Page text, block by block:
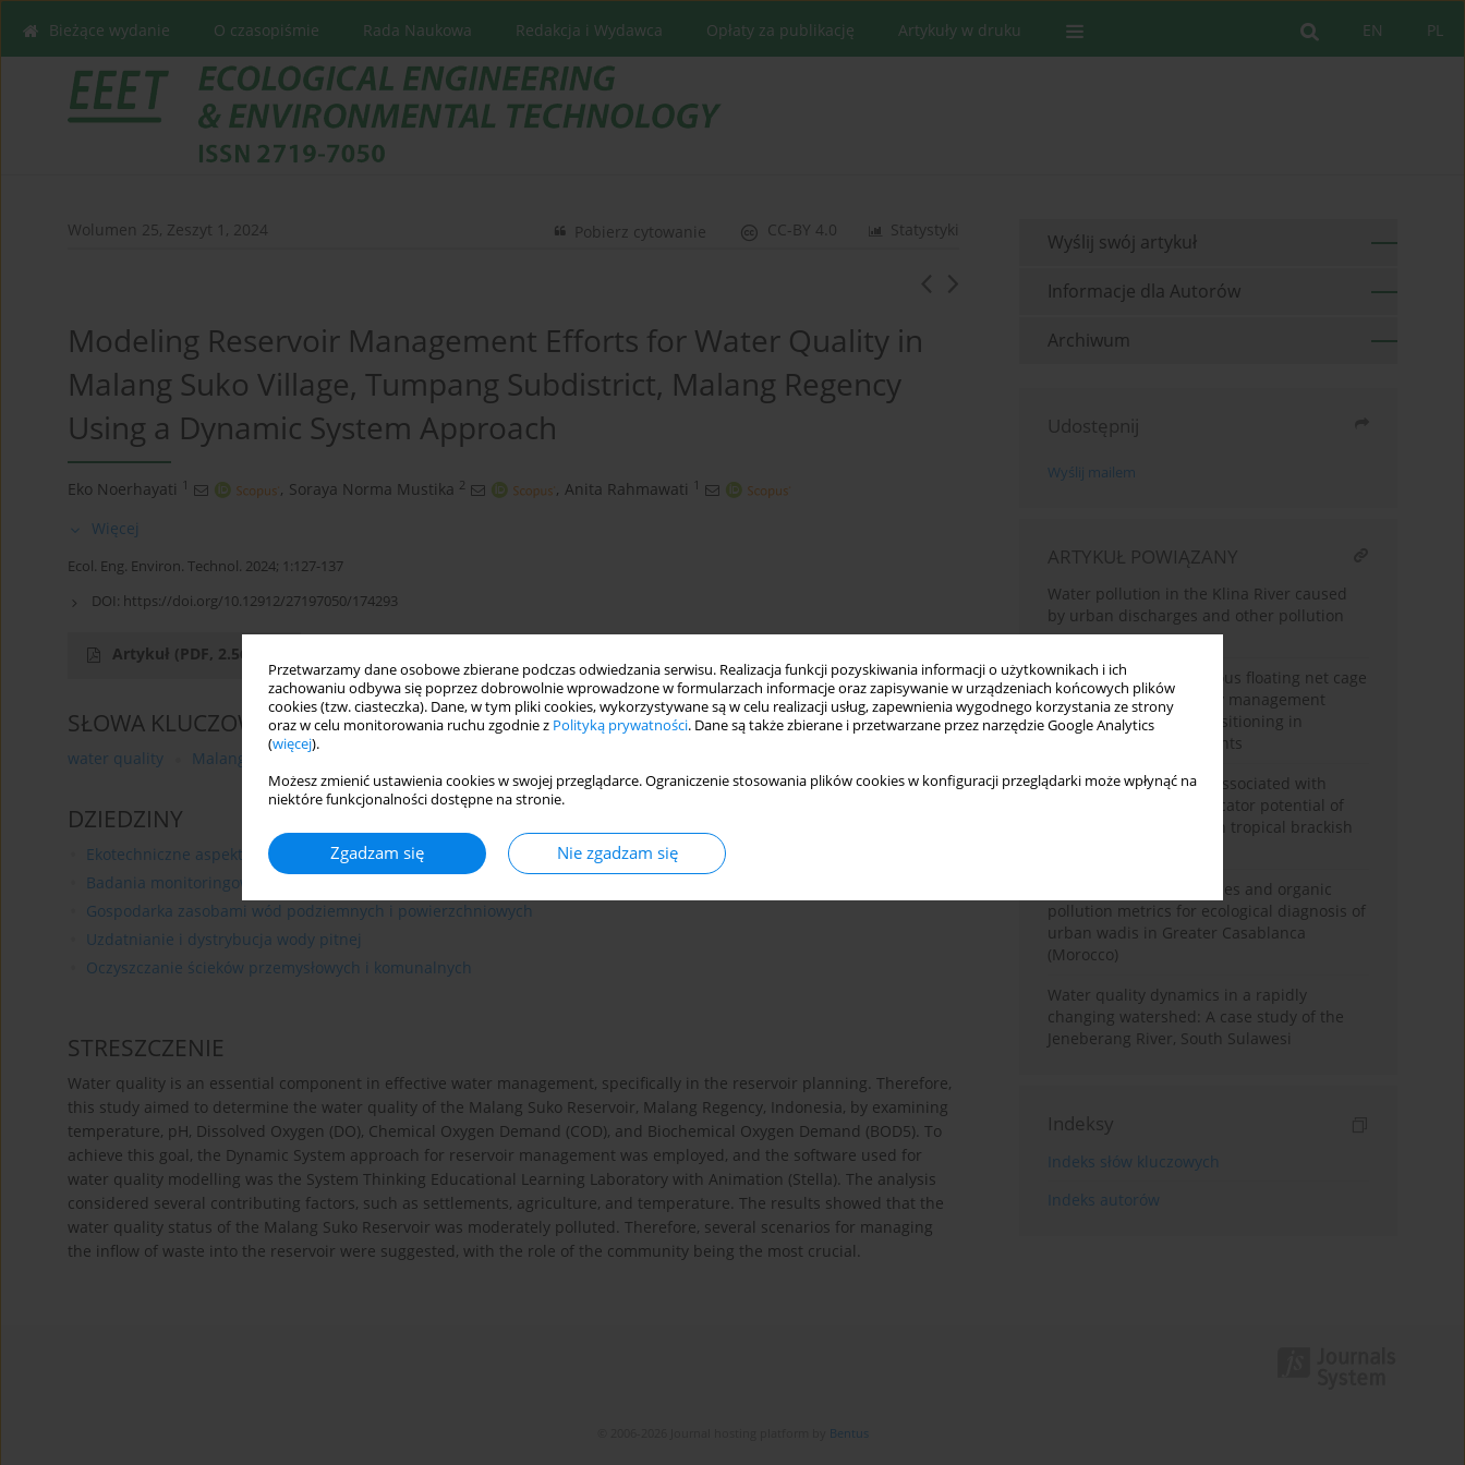
Przetwarzamy dane osobowe zbierane podczas odwiedzania serwisu. Realizacja funkcji pozyskiwania informacji o użytkownikach i ich
zachowaniu odbywa się poprzez dobrowolnie wprowadzone w formularzach informacje oraz zapisywanie w urządzeniach końcowych plików
cookies (tzw. ciasteczka). Dane, w tym pliki cookies, wykorzystywane są w celu realizacji usług, zapewnienia wygodnego korzystania ze strony
oraz w celu monitorowania ruchu zgodnie z Polityką prywatności. Dane są także zbierane i przetwarzane przez narzędzie Google Analytics
(więcej).
Możesz zmienić ustawienia cookies w swojej przeglądarce. Ograniczenie stosowania plików cookies w konfiguracji przeglądarki może wpłynąć na
niektóre funkcjonalności dostępne na stronie.
Zgadzam się Nie zgadzam się
PL
EN
Bieżące wydanie O czasopiśmie Rada Naukowa Redakcja i Wydawca Opłaty za publikację Artykuły w druku
Wolumen 25, Zeszyt 1, 2024 Statystyki
CC-BY 4.0
Pobierz cytowanie
Modeling Reservoir Management Efforts for Water Quality in
Malang Suko Village, Tumpang Subdistrict, Malang Regency
Using a Dynamic System Approach
Eko Noerhayati 1 , Soraya Norma Mustika 2 , Anita Rahmawati 1
Więcej
Ecol. Eng. Environ. Technol. 2024; 1:127-137
DOI: https://doi.org/10.12912/27197050/174293
Artykuł (PDF, 2.56 MB)
SŁOWA KLUCZOWE
water quality Malang Suko Reservoir
DZIEDZINY
Ekotechniczne aspekty zrównoważonego rozwoju środowiska
Badania monitoringowe środowiska naturalnego
Gospodarka zasobami wód podziemnych i powierzchniowych
Uzdatnianie i dystrybucja wody pitnej
Oczyszczanie ścieków przemysłowych i komunalnych
STRESZCZENIE
Water quality is an essential component in effective water management, specifically in the reservoir planning. Therefore,
this study aimed to determine the water quality of the Malang Suko Reservoir, Malang Regency, Indonesia, by examining
temperature, pH, Dissolved Oxygen (DO), Chemical Oxygen Demand (COD), and Biochemical Oxygen Demand (BOD5). To
achieve this goal, the Dynamic System approach for reservoir management was employed, and the software used for
water quality modelling was the System Thinking Educational Learning Laboratory with Animation (Stella). The analysis
considered several contributing factors, such as settlements, agriculture, and temperature. The results showed that the
water quality status of the Malang Suko Reservoir was moderately polluted. Therefore, several scenarios for managing
the inflow of waste into the reservoir were suggested, with the role of the community being the most crucial.
Wyślij swój artykuł
Informacje dla Autorów
Archiwum
Udostępnij
Wyślij mailem
ARTYKUŁ POWIĄZANY
Water pollution in the Klina River caused
by urban discharges and other pollution
sources
An intelligent autonomous floating net cage
system for water quality management
based on adaptive repositioning in
aquaculture environments
Environmental factors associated with
abundance and bioindicator potential of
in tropical brackish
Integrating diatom indices and organic
pollution metrics for ecological diagnosis of
urban wadis in Greater Casablanca
(Morocco)
Water quality dynamics in a rapidly
changing watershed: A case study of the
Jeneberang River, South Sulawesi
Indeksy
Indeks słów kluczowych
Indeks autorów
Bentus